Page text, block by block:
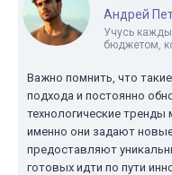
Андрей
Учусь
бюджетом,
Важно помнить, что
подхода и постоянно
технологические
именно они задают
предоставляют
готовых идти по пути